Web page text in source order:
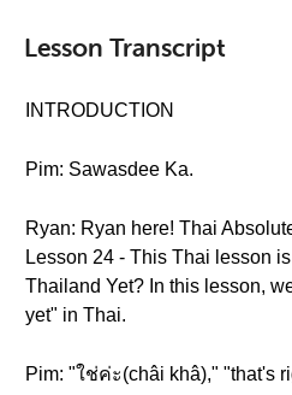
Lesson Transcript
INTRODUCTION
Pim: Sawasdee Ka.
Ryan: Ryan here! Thai
Lesson 24 - This Thai lesson
Thailand Yet? In this lesson,
yet" in Thai.
Pim: "ใช่ค่ะ(châi khâ)," "that's